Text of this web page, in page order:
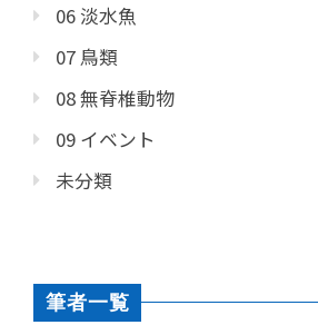
06 淡水魚
07 鳥類
08 無脊椎動物
09 イベント
未分類
筆者一覧